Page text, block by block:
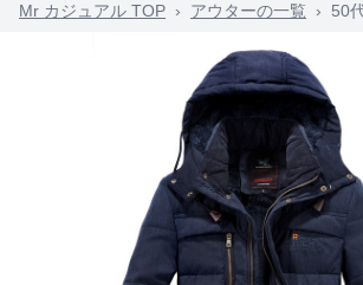
Mr カジュアル TOP › アウターの一覧 › 50